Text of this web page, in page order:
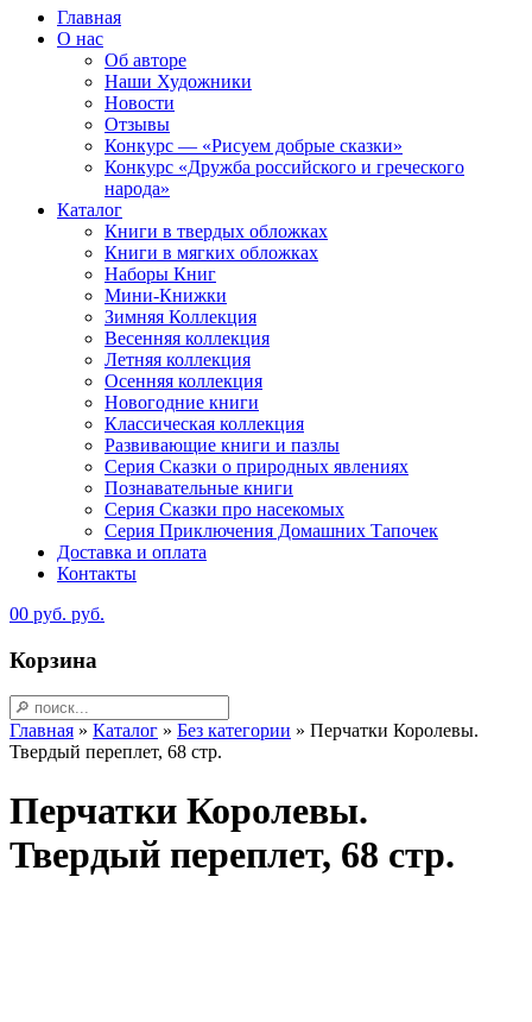
Главная
О нас
Об авторе
Наши Художники
Новости
Отзывы
Конкурс — «Рисуем добрые сказки»
Конкурс «Дружба российского и греческого
народа»
Каталог
Книги в твердых обложках
Книги в мягких обложках
Наборы Книг
Мини-Книжки
Зимняя Коллекция
Весенняя коллекция
Летняя коллекция
Осенняя коллекция
Новогодние книги
Классическая коллекция
Развивающие книги и пазлы
Серия Сказки о природных явлениях
Познавательные книги
Серия Сказки про насекомых
Серия Приключения Домашних Тапочек
Доставка и оплата
Контакты
00 руб. руб.
Корзина
Главная » Каталог » Без категории » Перчатки Королевы.
Твердый переплет, 68 стр.
Перчатки Королевы.
Твердый переплет, 68 стр.